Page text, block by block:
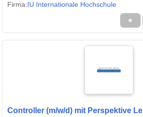
Firma:IU Internationale Hochschule
★
Controller (m/w/d) mit Perspektive